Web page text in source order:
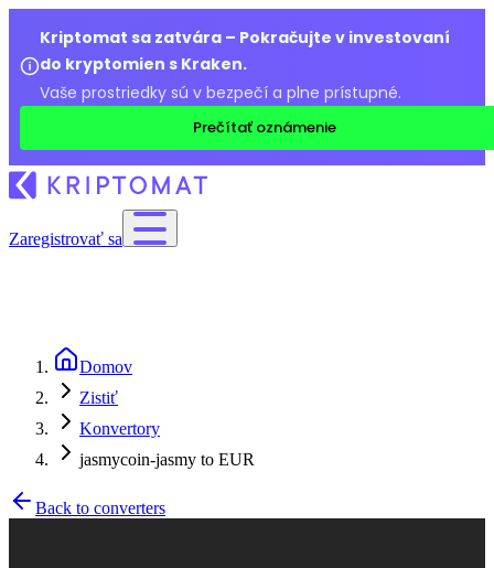
Kriptomat sa zatvára – Pokračujte v investovaní
do kryptomien s Kraken.
Vaše prostriedky sú v bezpečí a plne prístupné.
Prečítať oznámenie
Zaregistrovať sa
Domov
Zistiť
Konvertory
jasmycoin-jasmy to EUR
Back to converters